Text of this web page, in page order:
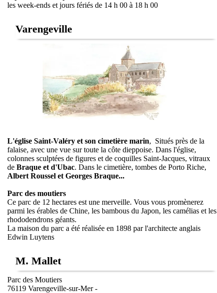
les week-ends et jours fériés de 14 h 00 à 18 h 00
Varengeville
L'église Saint-Valéry et son cimetière marin, Situés près de la
falaise, avec une vue sur toute la côte dieppoise. Dans l'église,
colonnes sculptées de figures et de coquilles Saint-Jacques, vitraux
de Braque et d'Ubac. Dans le cimetière, tombes de Porto Riche,
Albert Roussel et Georges Braque...
Parc des moutiers
Ce parc de 12 hectares est une merveille. Vous vous promènerez
parmi les érables de Chine, les bambous du Japon, les camélias et les
rhododendrons géants.
La maison du parc a été réalisée en 1898 par l'architecte anglais
Edwin Luytens
M. Mallet
Parc des Moutiers
76119 Varengeville-sur-Mer -